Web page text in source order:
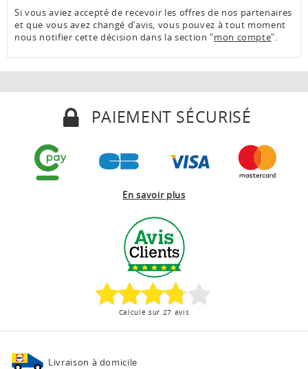
Si vous aviez accepté de recevoir les offres de nos partenaires
et que vous avez changé d’avis, vous pouvez à tout moment
nous notifier cette décision dans la section "mon compte".
PAIEMENT SÉCURISÉ
En savoir plus
Calculé sur 27 avis
Livraison à domicile